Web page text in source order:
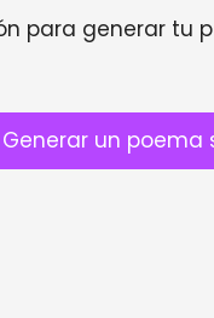
para generar tu
Generar un